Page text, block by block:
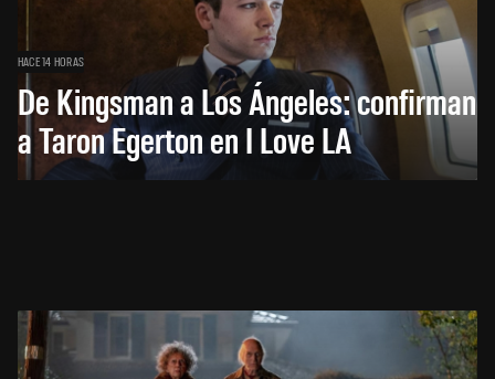
HACE 14 HORAS
De Kingsman a Los Ángeles: confirman
a Taron Egerton en I Love LA